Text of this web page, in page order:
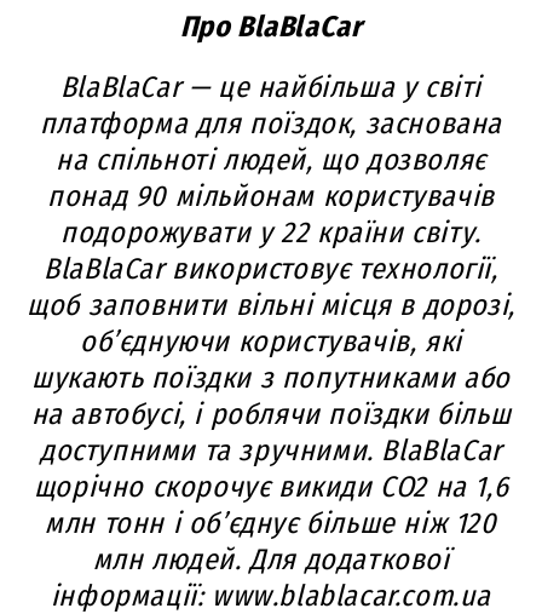
Про BlaBlaCar
BlaBlaCar — це найбільша у світі
платформа для поїздок, заснована
на спільноті людей, що дозволяє
понад 90 мільйонам користувачів
подорожувати у 22 країни світу.
BlaBlaCar використовує технології,
щоб заповнити вільні місця в дорозі,
об’єднуючи користувачів, які
шукають поїздки з попутниками або
на автобусі, і роблячи поїздки більш
доступними та зручними. BlaBlaCar
щорічно скорочує викиди CO2 на 1,6
млн тонн і об’єднує більше ніж 120
млн людей. Для додаткової
інформації: www.blablacar.com.ua